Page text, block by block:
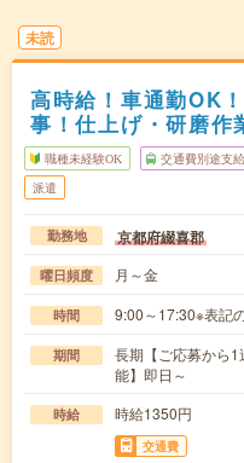
未読
高時給！車通勤OK
事！仕上げ・研磨作
職種未経験OK 交通費別途支
派遣
勤務地 京都府綴喜郡
曜日頻度 月～金
時間 9:00～17:30※表記
期間
長期【ご応募から
能】即日～
時給 時給1350円
交通費